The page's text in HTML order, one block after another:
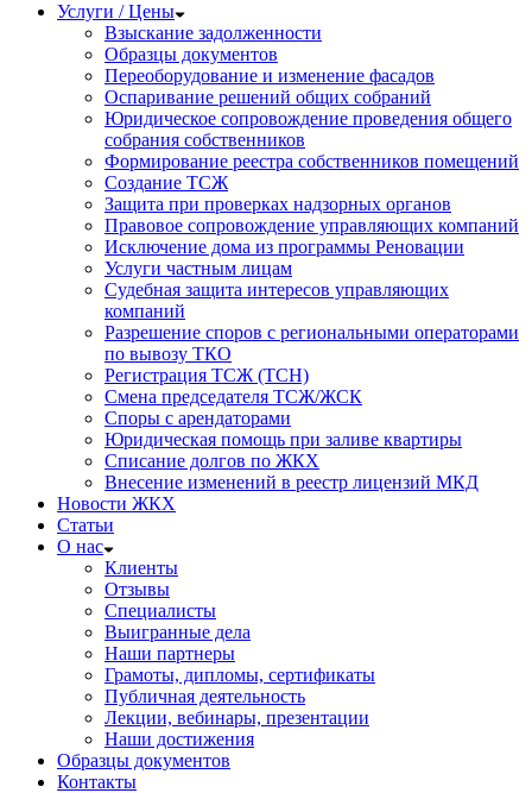
Услуги / Цены
Взыскание задолженности
Образцы документов
Переоборудование и изменение фасадов
Оспаривание решений общих собраний
Юридическое сопровождение проведения общего
собрания собственников
Формирование реестра собственников помещений
Создание ТСЖ
Защита при проверках надзорных органов
Правовое сопровождение управляющих компаний
Исключение дома из программы Реновации
Услуги частным лицам
Судебная защита интересов управляющих
компаний
Разрешение споров с региональными операторами
по вывозу ТКО
Регистрация ТСЖ (ТСН)
Смена председателя ТСЖ/ЖСК
Споры с арендаторами
Юридическая помощь при заливе квартиры
Списание долгов по ЖКХ
Внесение изменений в реестр лицензий МКД
Новости ЖКХ
Статьи
О нас
Клиенты
Отзывы
Специалисты
Выигранные дела
Наши партнеры
Грамоты, дипломы, сертификаты
Публичная деятельность
Лекции, вебинары, презентации
Наши достижения
Образцы документов
Контакты